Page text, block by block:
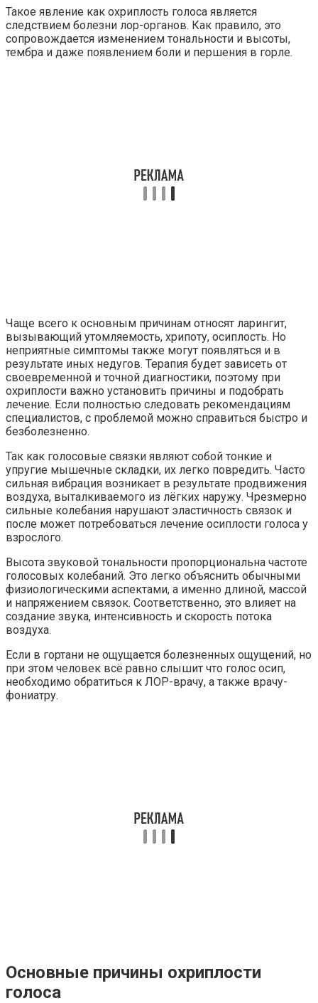
Такое явление как охриплость голоса является
следствием болезни лор-органов. Как правило, это
сопровождается изменением тональности и высоты,
тембра и даже появлением боли и першения в горле.
Чаще всего к основным причинам относят ларингит,
вызывающий утомляемость, хрипоту, осиплость. Но
неприятные симптомы также могут появляться и в
результате иных недугов. Терапия будет зависеть от
своевременной и точной диагностики, поэтому при
охриплости важно установить причины и подобрать
лечение. Если полностью следовать рекомендациям
специалистов, с проблемой можно справиться быстро и
безболезненно.
Так как голосовые связки являют собой тонкие и
упругие мышечные складки, их легко повредить. Часто
сильная вибрация возникает в результате продвижения
воздуха, выталкиваемого из лёгких наружу. Чрезмерно
сильные колебания нарушают эластичность связок и
после может потребоваться лечение осиплости голоса у
взрослого.
Высота звуковой тональности пропорциональна частоте
голосовых колебаний. Это легко объяснить обычными
физиологическими аспектами, а именно длиной, массой
и напряжением связок. Соответственно, это влияет на
создание звука, интенсивность и скорость потока
воздуха.
Если в гортани не ощущается болезненных ощущений, но
при этом человек всё равно слышит что голос осип,
необходимо обратиться к ЛОР-врачу, а также врачу-
фониатру.
Основные причины охриплости
голоса